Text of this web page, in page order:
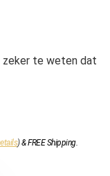
zeker te weten dat
)&FREE Shipping.